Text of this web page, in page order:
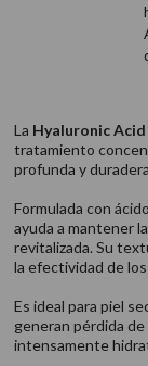
La Hyaluronic
tratamiento
profunda y
Formulada con
ayuda a mantener
revitalizada. Su
la efectividad de
Es ideal para piel
generan pérdida
intensamente